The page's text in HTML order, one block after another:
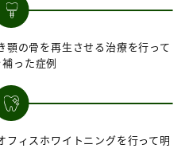
の骨を再生させる治療を行って
った症例
ィスホワイトニングを行って明